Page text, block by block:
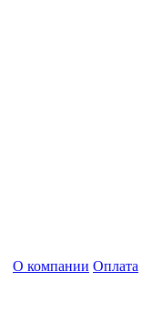
О компании Оплата